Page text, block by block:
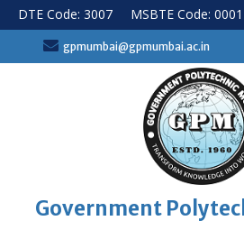
Skip
to
content
DTE Code: 3007 MSBTE Code: 0001
gpmumbai@gpmumbai.ac.in
Government